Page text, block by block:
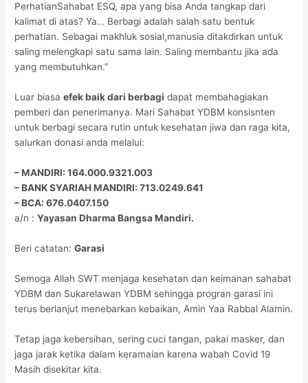
PerhatianSahabat ESQ, apa yang bisa Anda tangkap dari
kalimat di atas? Ya… Berbagi adalah salah satu bentuk
perhatian. Sebagai makhluk sosial,manusia ditakdirkan untuk
saling melengkapi satu sama lain. Saling membantu jika ada
yang membutuhkan.”
Luar biasaefek baik dari berbagi dapat membahagiakan
pemberi dan penerimanya. Mari Sahabat YDBM konsisnten
untuk berbagi secara rutin untuk kesehatan jiwa dan raga kita,
salurkan donasi anda melalui:
– MANDIRI: 164.000.9321.003
– BANK SYARIAH MANDIRI: 713.0249.641
– BCA: 676.0407.150
a/n :Yayasan Dharma Bangsa Mandiri.
Beri catatan:Garasi
Semoga Allah SWT menjaga kesehatan dan keimanan sahabat
YDBM dan Sukarelawan YDBM sehingga progran garasi ini
terus berlanjut menebarkan kebaikan, Amin Yaa Rabbal Alamin.
Tetap jaga kebersihan, sering cuci tangan, pakai masker, dan
jaga jarak ketika dalam keramaian karena wabah Covid 19
Masih disekitar kita.